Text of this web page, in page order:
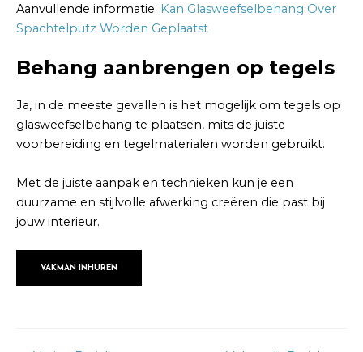
Aanvullende informatie: Kan Glasweefselbehang Over
Spachtelputz Worden Geplaatst
Behang aanbrengen op tegels
Ja, in de meeste gevallen is het mogelijk om tegels op
glasweefselbehang te plaatsen, mits de juiste
voorbereiding en tegelmaterialen worden gebruikt.
Met de juiste aanpak en technieken kun je een
duurzame en stijlvolle afwerking creëren die past bij
jouw interieur.
VAKMAN INHUREN